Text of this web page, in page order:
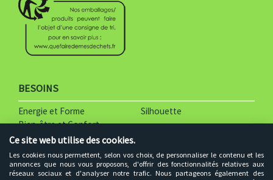
a
p
n
g
BESOINS
Energie et Forme
Bien-être et Confort
Silhouette
PAIEMENTS SECURISES
Ce site web utilise des cookies.
Les cookies nous permettent, selon vos choix, de personnaliser le contenu et les
annonces que nous vous proposons, d'offrir des fonctionnalités relatives aux
réseaux sociaux et d'analyser notre trafic. Nous partageons également des